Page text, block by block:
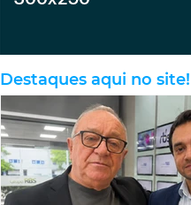
Destaques aqui no site!